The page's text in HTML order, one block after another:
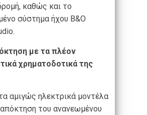
καθώς και το
σύστημα ήχου B&O
με τα πλέον
χρηματοδοτικά της
αμιγώς ηλεκτρικά μοντέλα
του ανανεωμένου